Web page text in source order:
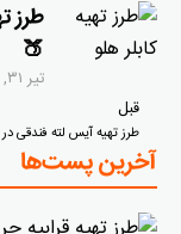
طرز
🍑
تیر ۳۱, ۱۴۰۴
قبل
طرز تهیه آیس لته فندقی
آخرین پست‌ها